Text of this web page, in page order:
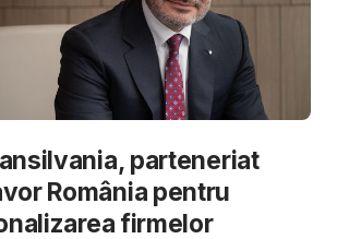
parteneriat
România pentru
firmelor